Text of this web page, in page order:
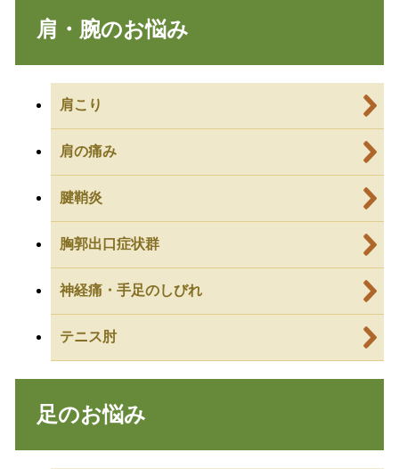
肩・腕のお悩み
肩こり
肩の痛み
腱鞘炎
胸郭出口症状群
神経痛・手足のしびれ
テニス肘
足のお悩み